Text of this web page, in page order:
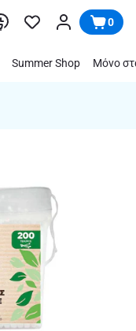
0
Summer Shop Μόνο